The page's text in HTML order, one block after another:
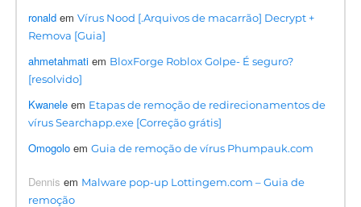
ronald emVírus Nood [.Arquivos de macarrão] Decrypt +
Remova [Guia]
ahmetahmati em BloxForge Roblox Golpe- É seguro?
[resolvido]
Kwanele em Etapas de remoção de redirecionamentos de
vírus Searchapp.exe [Correção grátis]
Omogolo emGuia de remoção de vírus Phumpauk.com
Dennis em Malware pop-up Lottingem.com – Guia de
remoção